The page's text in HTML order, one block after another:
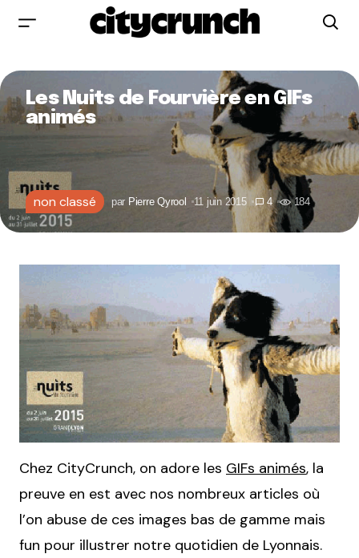
Les Nuits de Fourvière en GIFs
animés
non classé par Pierre Qyrool 11 juin 2015 4 184
Chez CityCrunch, on adore les GIFs animés, la
preuve en est avec nos nombreux articles où
l’on abuse de ces images bas de gamme mais
fun pour illustrer notre quotidien de Lyonnais.